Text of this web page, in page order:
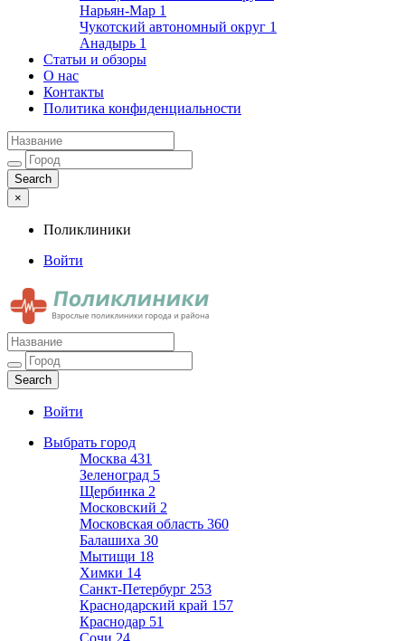
Нарьян-Мар 1
Чукотский автономный округ 1
Анадырь 1
Статьи и обзоры
О нас
Контакты
Политика конфиденциальности
×
Поликлиники
Войти
Поликлиники
Взрослые поликлиники города и района
Войти
Выбрать город
Москва 431
Зеленоград 5
Щербинка 2
Московский 2
Московская область 360
Балашиха 30
Мытищи 18
Химки 14
Санкт-Петербург 253
Краснодарский край 157
Краснодар 51
Сочи 24